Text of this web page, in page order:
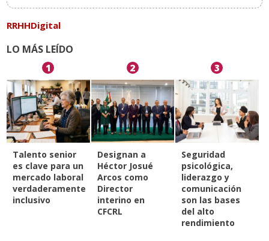
RRHHDigital
LO MÁS LEÍDO
1
Talento senior
es clave para un
mercado laboral
verdaderamente
inclusivo
2
Designan a
Héctor Josué
Arcos como
Director
interino en
CFCRL
3
Seguridad
psicológica,
liderazgo y
comunicación
son las bases
del alto
rendimiento